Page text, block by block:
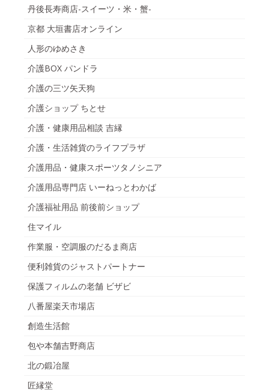
丹後長寿商店-スイーツ・米・蟹-
京都 大垣書店オンライン
人形のゆめさき
介護BOX パンドラ
介護の三ツ矢天狗
介護ショップ ちとせ
介護・健康用品相談 吉縁
介護・生活雑貨のライフプラザ
介護用品・健康スポーツタノシニア
介護用品専門店 いーねっとわかば
介護福祉用品 前後前ショップ
住マイル
作業服・空調服のだるま商店
便利雑貨のジャストパートナー
保護フィルムの老舗 ビザビ
八番屋楽天市場店
創造生活館
包や本舗吉野商店
北の鍛冶屋
匠縁堂